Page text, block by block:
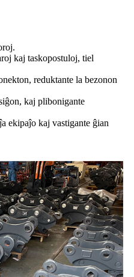
kaj taskopostuloj, tiel
reduktante la bezonon
kaj plibonigante
ekipaĵo kaj vastigante ĝian